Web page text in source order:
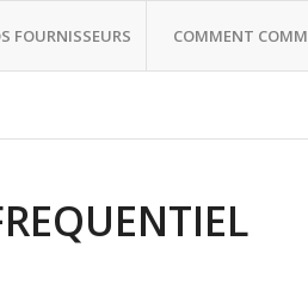
FOURNISSEURS COMMENT